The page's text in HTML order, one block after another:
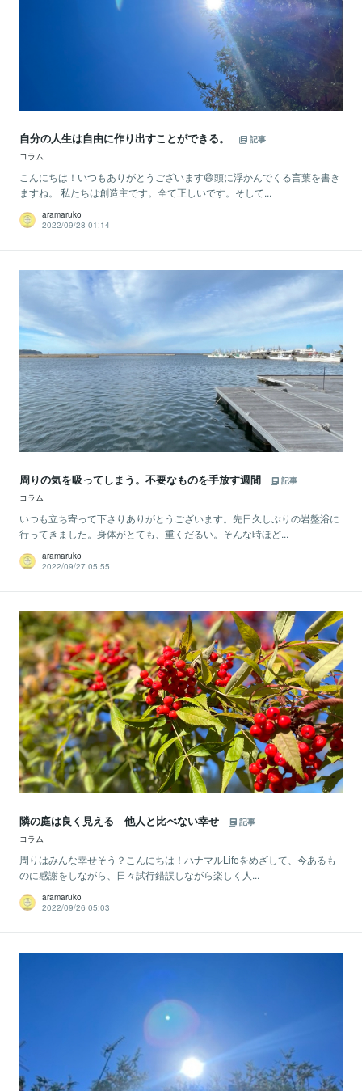
自分の人生は自由に作り出すことができる。
記事
コラム
こんにちは！いつもありがとうございます😄頭に浮かんでくる言葉を書き
ますね。 私たちは創造主です。全て正しいです。そして...
aramaruko
2022/09/28 01:14
周りの気を吸ってしまう。不要なものを手放す週間
記事
コラム
いつも立ち寄って下さりありがとうございます。先日久しぶりの岩盤浴に
行ってきました。身体がとても、重くだるい。そんな時ほど...
aramaruko
2022/09/27 05:55
隣の庭は良く見える 他人と比べない幸せ
記事
コラム
周りはみんな幸せそう​？こんにちは！ハナマルLifeをめざして、今あるも
のに感謝をしながら、日々試行錯誤しながら楽しく人...
aramaruko
2022/09/26 05:03